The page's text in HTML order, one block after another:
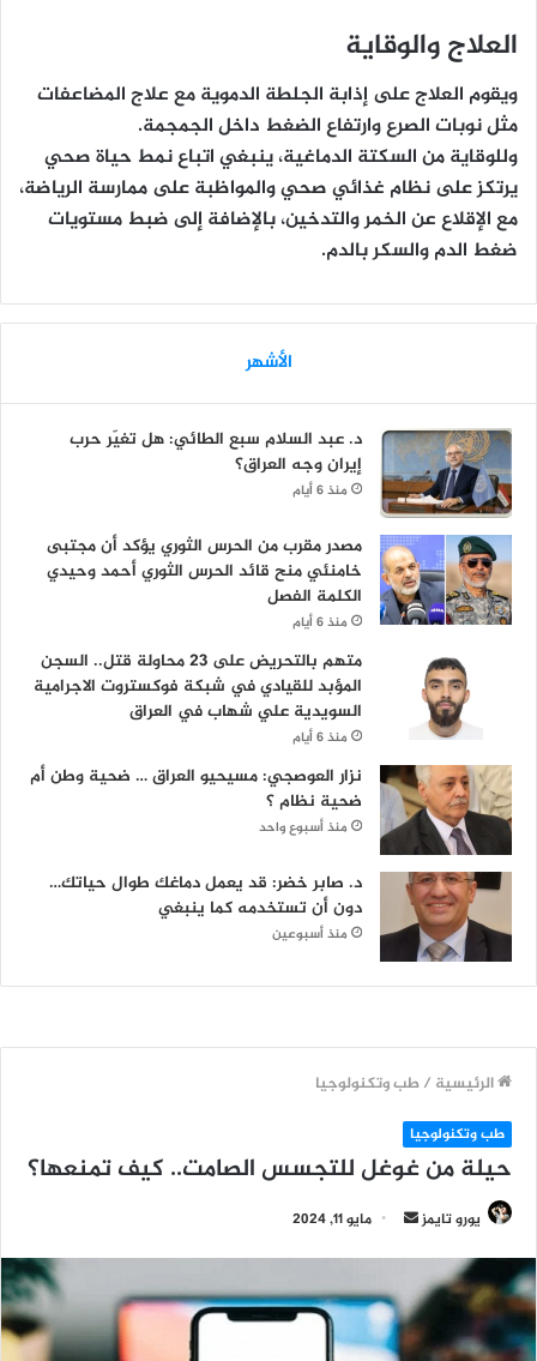
العلاج والوقاية
ويقوم العلاج على إذابة الجلطة الدموية مع علاج المضاعفات
مثل نوبات الصرع وارتفاع الضغط داخل الجمجمة.
وللوقاية من السكتة الدماغية، ينبغي اتباع نمط حياة صحي
يرتكز على نظام غذائي صحي والمواظبة على ممارسة الرياضة،
مع الإقلاع عن الخمر والتدخين، بالإضافة إلى ضبط مستويات
ضغط الدم والسكر بالدم.
الأشهر
د. عبد السلام سبع الطائي: هل تغيّر حرب
إيران وجه العراق؟
منذ 6 أيام
مصدر مقرب من الحرس الثوري يؤكد أن مجتبى
خامنئي منح قائد الحرس الثوري أحمد وحيدي
الكلمة الفصل
منذ 6 أيام
متهم بالتحريض على 23 محاولة قتل.. السجن
المؤبد للقيادي في شبكة فوكستروت الاجرامية
السويدية علي شهاب في العراق
منذ 6 أيام
نزار العوصجي: مسيحيو العراق … ضحية وطن أم
ضحية نظام ؟
منذ أسبوع واحد
د. صابر خضر: قد يعمل دماغك طوال حياتك…
دون أن تستخدمه كما ينبغي
منذ أسبوعين